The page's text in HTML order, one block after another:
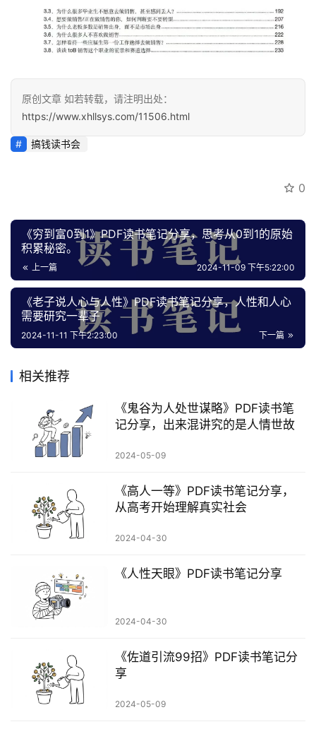
会
专
原创文章 如若转载，请注明出处：
https://www.xhllsys.com/11506.html
搞钱读书会
0
《穷到富0到1》PDF读书笔记分享，思考从0到1的原始
积累秘密。
上一篇 2024-11-09 下午5:22:00
《老子说人心与人性》PDF读书笔记分享，人性和人心
需要研究一辈子
下一篇
2024-11-11 下午2:23:00
相关推荐
​《鬼谷为人处世谋略》PDF读书笔
记分享，出来混讲究的是人情世故
2024-05-09
《高人一等》PDF读书笔记分享，
从高考开始理解真实社会
2024-04-30
《人性天眼》PDF读书笔记分享
2024-04-30
《佐道引流99招》PDF读书笔记分
享
2024-05-09